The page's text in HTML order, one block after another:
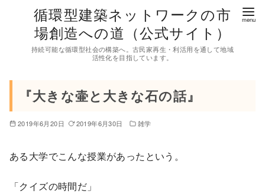
循環型建築ネットワークの市
場創造への道（公式サイト）
持続可能な循環型社会の構築へ。古民家再生・利活用を通して地域
活性化を目指しています。
『大きな壷と大きな石の話』
2019年6月20日 2019年6月30日 雑学
ある大学でこんな授業があったという。
「クイズの時間だ」